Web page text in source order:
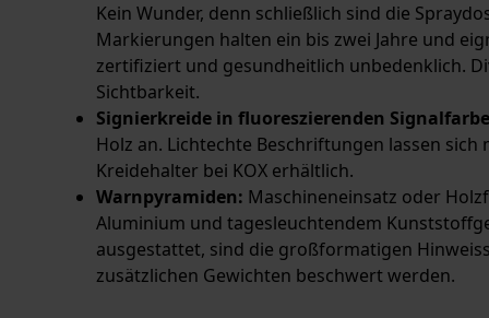
Kein Wunder, denn schließlich sind die
Markierungen halten ein bis zwei Jahre und
zertifiziert und gesundheitlich unbedenklich.
Sichtbarkeit.
Signierkreide in fluoreszierenden
Holz an. Lichtechte Beschriftungen lassen
Kreidehalter bei KOX erhältlich.
Warnpyramiden: Maschineneinsatz oder
Aluminium und tagesleuchtendem
ausgestattet, sind die großformatigen
zusätzlichen Gewichten beschwert werden.